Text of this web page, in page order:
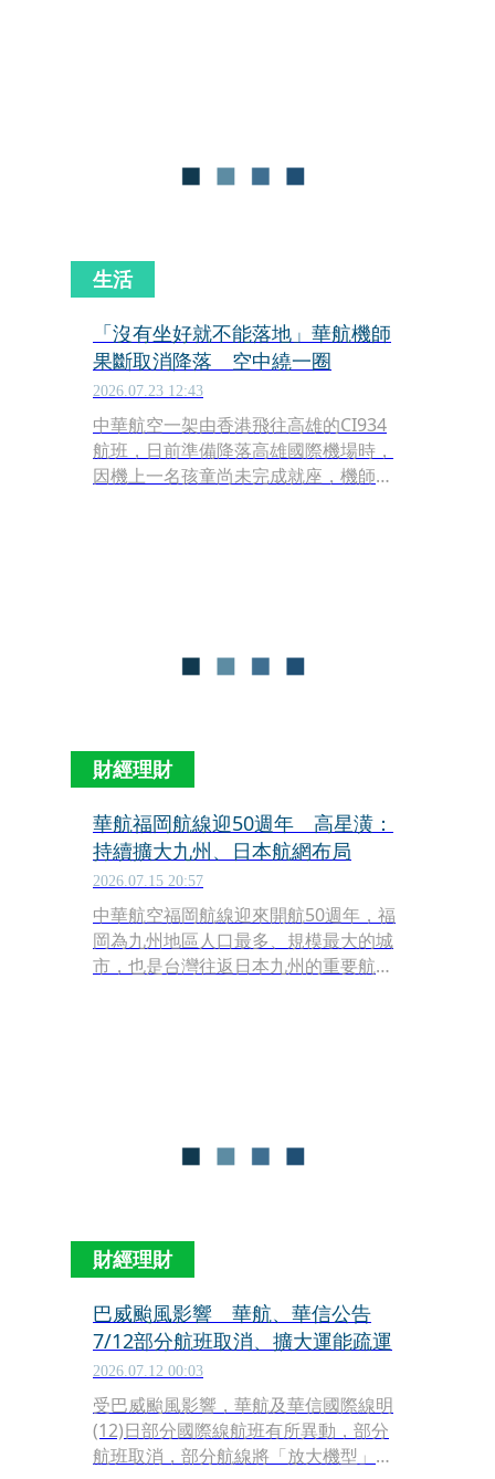
生活
「沒有坐好就不能落地」華航機師
果斷取消降落 空中繞一圈
2026.07.23 12:43
中華航空一架由香港飛往高雄的CI934
航班，日前準備降落高雄國際機場時，
因機上一名孩童尚未完成就座，機師基
財經理財
華航福岡航線迎50週年 高星潢：
持續擴大九州、日本航網布局
2026.07.15 20:57
中華航空福岡航線迎來開航50週年，福
岡為九州地區人口最多、規模最大的城
市，也是台灣往返日本九州的重要航
財經理財
巴威颱風影響 華航、華信公告
7/12部分航班取消、擴大運能疏運
2026.07.12 00:03
受巴威颱風影響，華航及華信國際線明
(12)日部分國際線航班有所異動，部分
航班取消，部分航線將「放大機型」增